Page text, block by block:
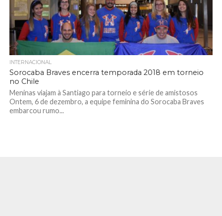
INTERNACIONAL
Sorocaba Braves encerra temporada 2018 em torneio
no Chile
Meninas viajam à Santiago para torneio e série de amistosos
Ontem, 6 de dezembro, a equipe feminina do Sorocaba Braves
embarcou rumo...